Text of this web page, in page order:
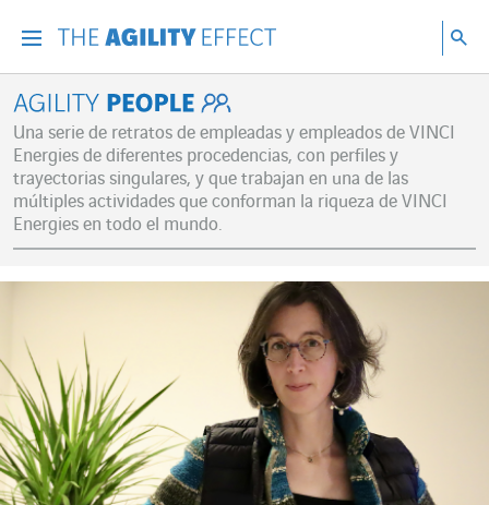
Agility People
Una serie de retratos de empleadas y empleados de VINCI
Energies de diferentes procedencias, con perfiles y
trayectorias singulares, y que trabajan en una de las
múltiples actividades que conforman la riqueza de VINCI
Energies en todo el mundo.